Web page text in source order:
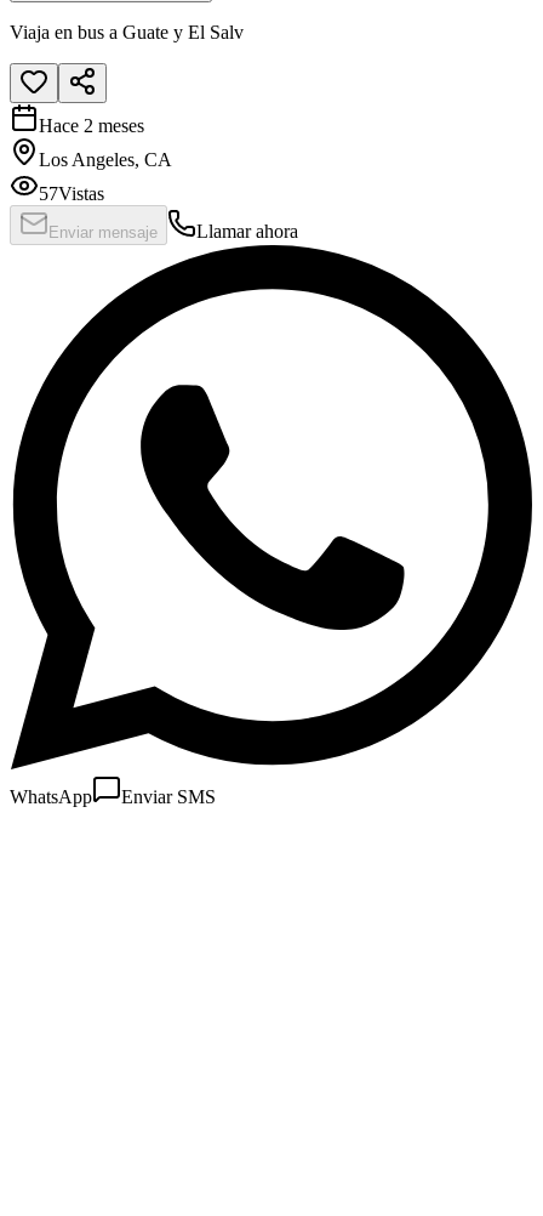
Viaja en bus a Guate y El Salv
Hace 2 meses
Los Angeles, CA
57Vistas
Enviar mensaje Llamar ahora
WhatsApp Enviar SMS